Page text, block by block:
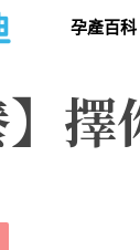
孕產百科
】